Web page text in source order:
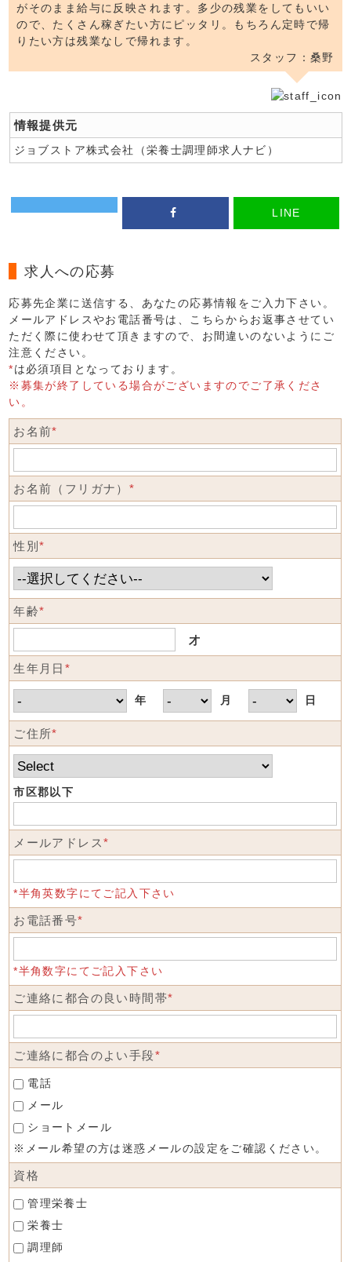
がそのまま給与に反映されます。多少の残業をしてもいい
ので、たくさん稼ぎたい方にピッタリ。もちろん定時で帰
りたい方は残業なしで帰れます。
スタッフ：桑野
情報提供元
ジョブストア株式会社（栄養士調理師求人ナビ）
LINE
求人への応募
応募先企業に送信する、あなたの応募情報をご入力下さい。
メールアドレスやお電話番号は、こちらからお返事させてい
ただく際に使わせて頂きますので、お間違いのないようにご
注意ください。
*は必須項目となっております。
※募集が終了している場合がございますのでご了承くださ
い。
お名前*
お名前（フリガナ） *
性別*
年齢*
才
生年月日 *
年 月 日
ご住所*
市区郡以下
メールアドレス*
*半角英数字にてご記入下さい
お電話番号*
*半角数字にてご記入下さい
ご連絡に都合の良い時間帯*
ご連絡に都合のよい手段*
電話
メール
ショートメール
※メール希望の方は迷惑メールの設定をご確認ください。
資格
管理栄養士
栄養士
調理師